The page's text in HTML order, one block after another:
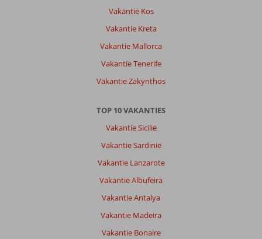
Vakantie Kos
Vakantie Kreta
Vakantie Mallorca
Vakantie Tenerife
Vakantie Zakynthos
TOP 10 VAKANTIES
Vakantie Sicilië
Vakantie Sardinië
Vakantie Lanzarote
Vakantie Albufeira
Vakantie Antalya
Vakantie Madeira
Vakantie Bonaire